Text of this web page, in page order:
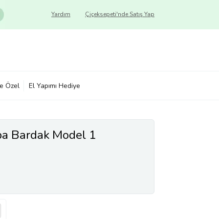
Çiçeksepeti'nde Satış Yap
Yardım
Özel El Yapımı Hediye
Bardak Model 1